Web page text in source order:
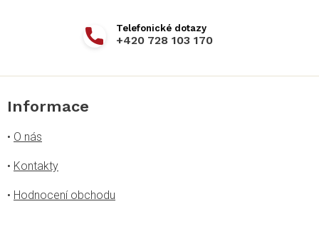
+420 728 103 170
Informace
• O nás
• Kontakty
• Hodnocení obchodu